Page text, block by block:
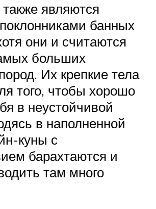
являются
банных
они и считаются
больших
Их крепкие тела
того, чтобы хорошо
в неустойчивой
в наполненной
куны с
барахтаются и
там много